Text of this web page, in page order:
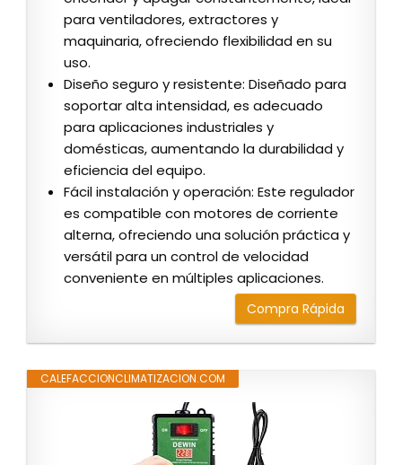
para ventiladores, extractores y
maquinaria, ofreciendo flexibilidad en su
uso.
Diseño seguro y resistente: Diseñado para
soportar alta intensidad, es adecuado
para aplicaciones industriales y
domésticas, aumentando la durabilidad y
eficiencia del equipo.
Fácil instalación y operación: Este regulador
es compatible con motores de corriente
alterna, ofreciendo una solución práctica y
versátil para un control de velocidad
conveniente en múltiples aplicaciones.
Compra Rápida
CALEFACCIONCLIMATIZACION.COM